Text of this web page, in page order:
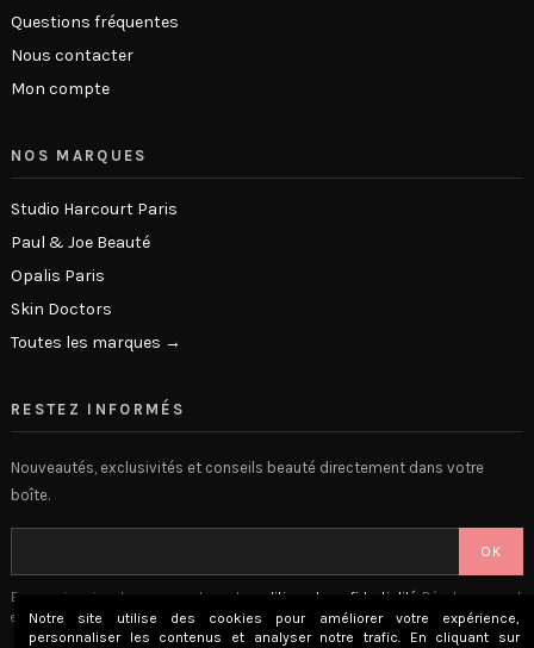
Questions fréquentes
Nous contacter
Mon compte
NOS MARQUES
Studio Harcourt Paris
Paul & Joe Beauté
Opalis Paris
Skin Doctors
Toutes les marques →
RESTEZ INFORMÉS
Nouveautés, exclusivités et conseils beauté directement dans votre
boîte.
OK
En vous inscrivant, vous acceptez notre politique de confidentialité . Désabonnement
en 1 clic.
Notre site utilise des cookies pour améliorer votre expérience,
personnaliser les contenus et analyser notre trafic. En cliquant sur